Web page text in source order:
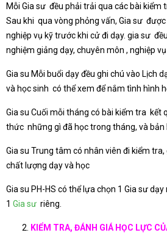
Mỗi Gia sư đều phải trải qua các bài kiểm
Sau khi qua vòng phỏng vấn, Gia sư
nghiệp vụ kỹ trước khi cử đi dạy. gia sư
nghiệm giảng dạy, chuyên môn , nghiệp
Gia su Mỗi buổi dạy đều ghi chú vào Lịch
và học sinh có thể xem để nắm tình hình
Gia su Cuối mỗi tháng có bài kiểm tra kết
thức những gì đã học trong tháng, và bản
Gia su Trung tâm có nhân viên đi kiểm
chất lượng dạy và học
Gia su PH-HS có thể lựa chọn 1 Gia sư
1 Gia sư riêng.
KIỂM TRA, ĐÁNH GIÁ HỌC LỰC